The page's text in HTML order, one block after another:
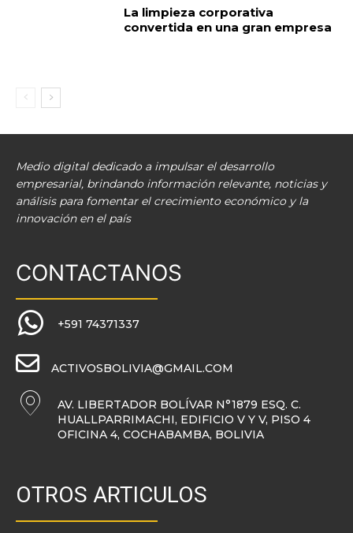
La limpieza corporativa
convertida en una gran empresa
Medio digital dedicado a impulsar el desarrollo
empresarial, brindando información relevante, noticias y
análisis para fomentar el crecimiento económico y la
innovación en el país
CONTACTANOS
+591 74371337
ACTIVOSBOLIVIA@GMAIL.COM
AV. LIBERTADOR BOLÍVAR N°1879 ESQ. C.
HUALLPARRIMACHI, EDIFICIO V Y V, PISO 4
OFICINA 4, COCHABAMBA, BOLIVIA
OTROS ARTICULOS